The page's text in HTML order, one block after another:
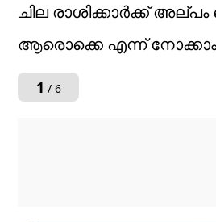
ചില രാശിക്കാർക്ക്
ആരൊക്കെ എന്ന്
1 / 6